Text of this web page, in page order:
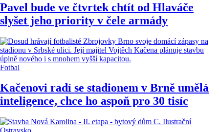
Pavel bude ve čtvrtek chtít od Hlaváče
slyšet jeho priority v čele armády
Fotbal
Kačenovi radí se stadionem v Brně umělá
inteligence, chce ho aspoň pro 30 tisíc